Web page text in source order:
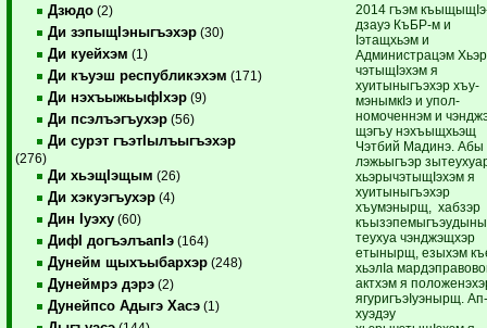
Дзюдо (2)
Ди зэпыщIэныгъэхэр (30)
Ди куейхэм (1)
Ди къуэш республикэхэм (171)
Ди нэхъыжьыфIхэр (9)
Ди псэлъэгъухэр (56)
Ди сурэт гъэтIылъыгъэхэр
(276)
Ди хьэщIэщым (26)
Ди хэкуэгъухэр (4)
Дин Iуэху (60)
ДифI догъэлъапIэ (164)
Дунейм щыхъыбархэр (248)
Дунеймрэ дэрэ (2)
Дунейпсо Адыгэ Хасэ (1)
2014 гъэм
дзауэ ­КъБР-м и
Iэтащхьэм и
Администрацэм
чэтыщIэхэм я
хуитыныгъэхэр ­хъу­
мэнымкIэ и упол­­
номоченнэм и
щэгъу нэхъыщхьэщ
Чэтбий Мадинэ. Абы
лэжьыгъэр
хьэрычэтыщIэхэм я
хуиты­ныгъэхэр
хъумэнырщ, хабзэр
теу­хуа чэнджэщхэр
еты­нырщ, езыхэм
хьэлIа
актхэм я
ягуригъэIуэнырщ.
хуэдэу